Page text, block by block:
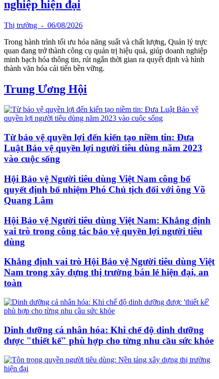
nghiệp hiện đại
Thị trường - 06/08/2026
Trong hành trình tối ưu hóa năng suất và chất lượng, Quản lý trực
quan đang trở thành công cụ quản trị hiệu quả, giúp doanh nghiệp
minh bạch hóa thông tin, rút ngắn thời gian ra quyết định và hình
thành văn hóa cải tiến bền vững.
Trung Ương Hội
Từ bảo vệ quyền lợi đến kiến tạo niềm tin: Đưa
Luật Bảo vệ quyền lợi người tiêu dùng năm 2023
vào cuộc sống
Hội Bảo vệ Người tiêu dùng Việt Nam công bố
quyết định bổ nhiệm Phó Chủ tịch đối với ông Võ
Quang Lâm
Hội Bảo vệ Người tiêu dùng Việt Nam: Khẳng định
vai trò trong công tác bảo vệ quyền lợi người tiêu
dùng
Khẳng định vai trò Hội Bảo vệ Người tiêu dùng Việt
Nam trong xây dựng thị trường bán lẻ hiện đại, an
toàn
Dinh dưỡng cá nhân hóa: Khi chế độ dinh dưỡng
được "thiết kế" phù hợp cho từng nhu cầu sức khỏe